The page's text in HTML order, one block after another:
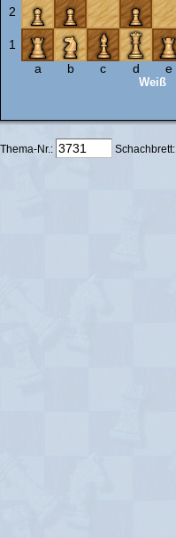
2
1
a
b c d e
Weiß
Thema-Nr.:
Schachbrett: